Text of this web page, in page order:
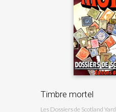
Timbre mortel
Les Dossiers de Scotland Yard